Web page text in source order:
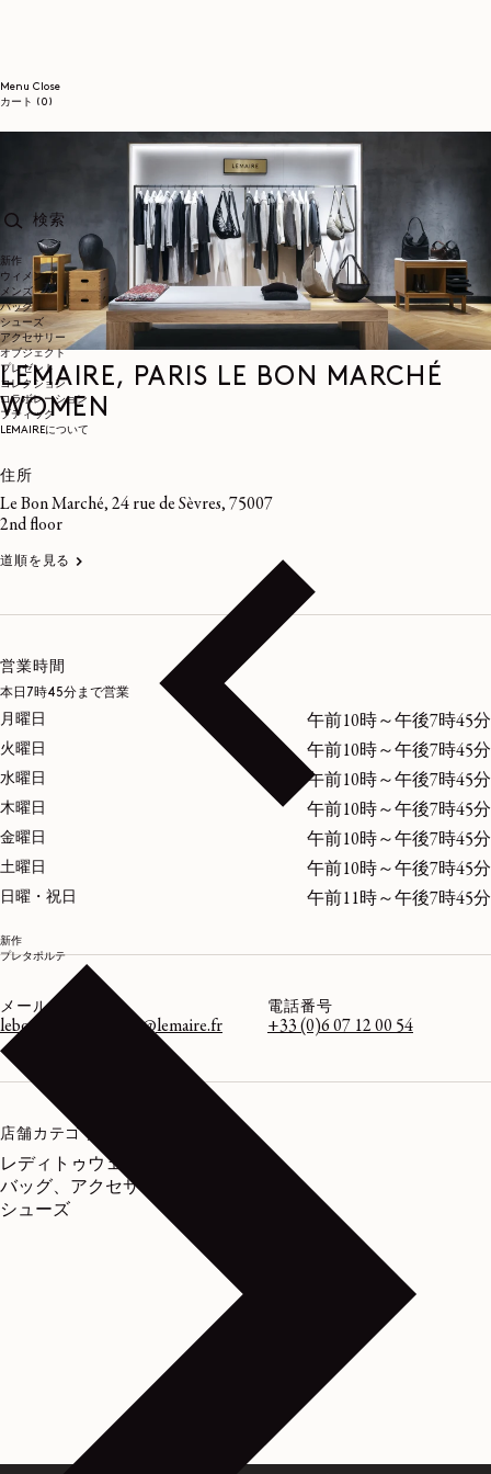
Menu Close
カート (0)
検索
新作
ウィメンズ
メンズ
バッグ
シューズ
アクセサリー
オブジェクト
プレゼント
コレクション
コラボレーション
ブティック
LEMAIREについて
新作
プレタポルテ
LEMAIRE, PARIS LE BON MARCHÉ
WOMEN
住所
Le Bon Marché, 24 rue de Sèvres, 75007
2nd floor
道順を見る
営業時間
本日7時45分まで営業
月曜日 午前10時～午後7時45分
火曜日 午前10時～午後7時45分
水曜日 午前10時～午後7時45分
木曜日 午前10時～午後7時45分
金曜日 午前10時～午後7時45分
土曜日 午前10時～午後7時45分
日曜・祝日 午前11時～午後7時45分
メールアドレス
lebonmarche-femme@lemaire.fr
電話番号
+33 (0)6 07 12 00 54
店舗カテゴリー
レディトゥウェア、
バッグ、アクセサリー、
シューズ